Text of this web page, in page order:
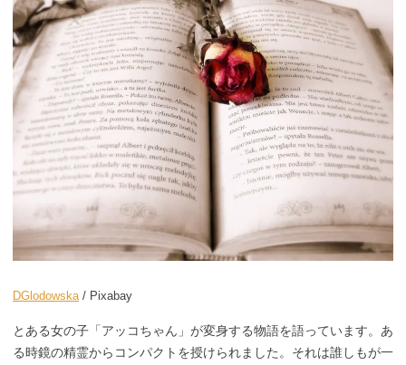
DGlodowska/ Pixabay
とある女の子「アッコちゃん」が変身する物語を語っています。あ
る時鏡の精霊からコンパクトを授けられました。それは誰しもが一